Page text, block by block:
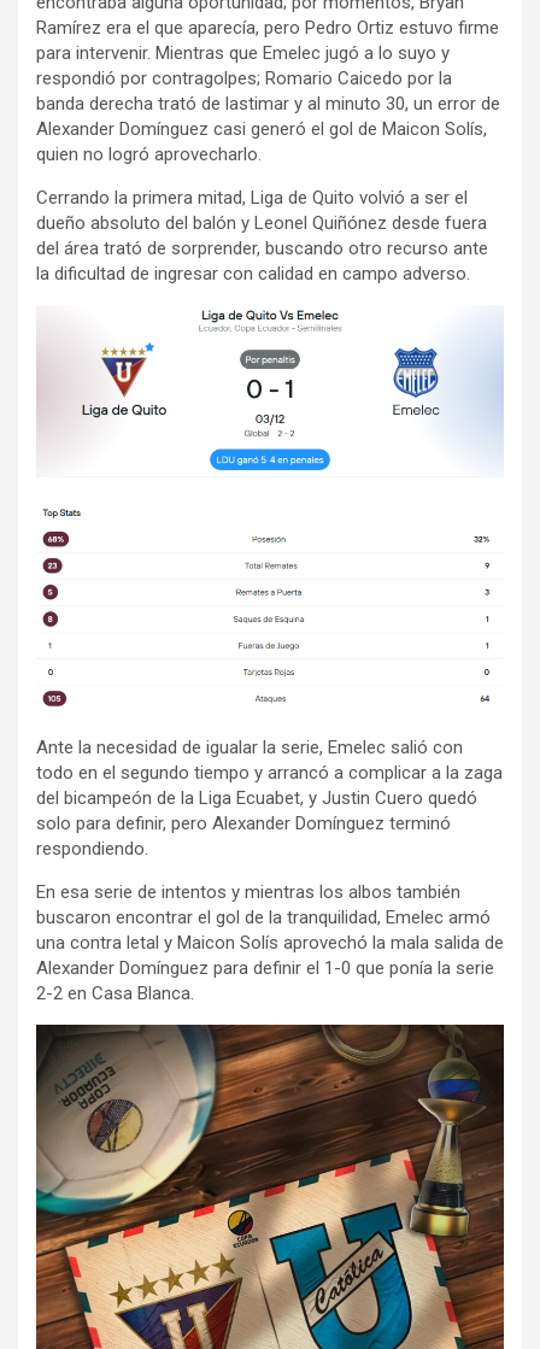
Ramírez era el que aparecía, pero Pedro Ortiz estuvo firme
para intervenir. Mientras que Emelec jugó a lo suyo y
respondió por contragolpes; Romario Caicedo por la
banda derecha trató de lastimar y al minuto 30, un error de
Alexander Domínguez casi generó el gol de Maicon Solís,
quien no logró aprovecharlo.
Cerrando la primera mitad, Liga de Quito volvió a ser el
dueño absoluto del balón y Leonel Quiñónez desde fuera
del área trató de sorprender, buscando otro recurso ante
la dificultad de ingresar con calidad en campo adverso.
Ante la necesidad de igualar la serie, Emelec salió con
todo en el segundo tiempo y arrancó a complicar a la zaga
del bicampeón de la Liga Ecuabet, y Justin Cuero quedó
solo para definir, pero Alexander Domínguez terminó
respondiendo.
En esa serie de intentos y mientras los albos también
buscaron encontrar el gol de la tranquilidad, Emelec armó
una contra letal y Maicon Solís aprovechó la mala salida de
Alexander Domínguez para definir el 1-0 que ponía la serie
2-2 en Casa Blanca.